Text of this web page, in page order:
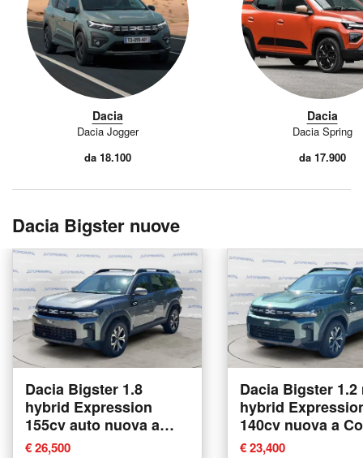
Dacia
Dacia Jogger
da 18.100
Dacia
Dacia Spring
da 17.900
Dacia Bigster nuove
Dacia Bigster 1.8
hybrid Expression
155cv auto nuova a
Como
€ 26,500
Dacia Bigster 1.2
hybrid
140cv nuova a
€ 23,400